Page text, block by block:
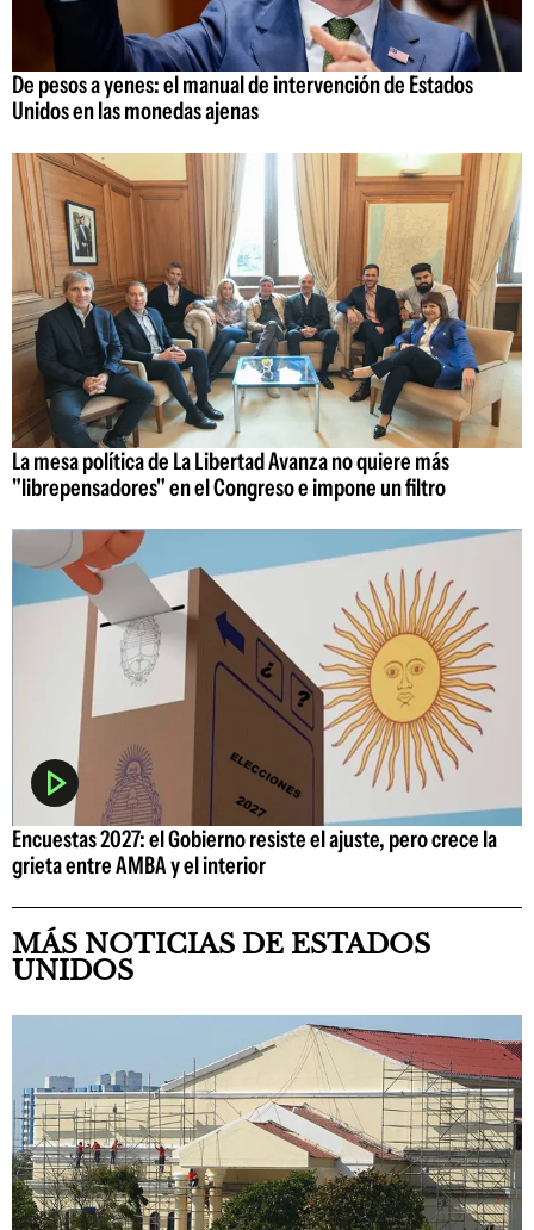
De pesos a yenes: el manual de intervención de Estados
Unidos en las monedas ajenas
La mesa política de La Libertad Avanza no quiere más
"librepensadores" en el Congreso e impone un filtro
Encuestas 2027: el Gobierno resiste el ajuste, pero crece la
grieta entre AMBA y el interior
MÁS NOTICIAS DE ESTADOS
UNIDOS